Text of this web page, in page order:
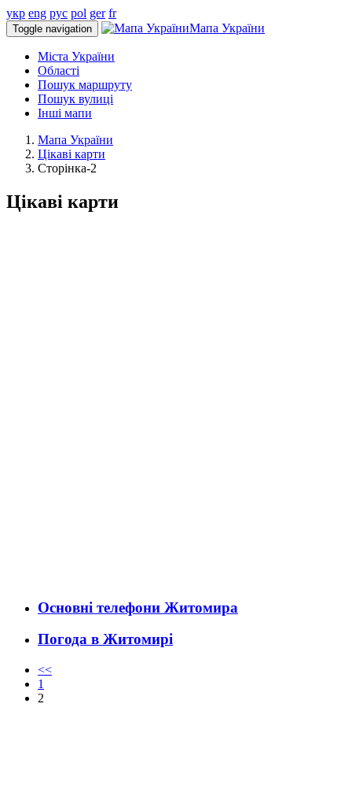
укр eng рус pol ger fr
Toggle navigation Мапа України
Міста України
Області
Пошук маршруту
Пошук вулиці
Інші мапи
Мапа України
Цікаві карти
Сторінка-2
Цікаві карти
Основні телефони Житомира
Погода в Житомирі
<<
1
2